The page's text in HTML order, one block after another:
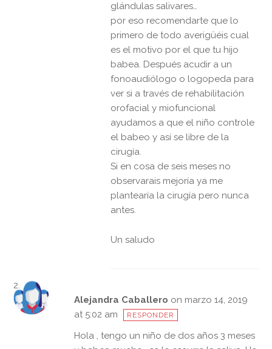
glándulas salivares…
por eso recomendarte que lo
primero de todo averigüéis cual
es el motivo por el que tu hijo
babea. Después acudir a un
fonoaudiólogo o logopeda para
ver si a través de rehabilitación
orofacial y miofuncional
ayudamos a que el niño controle
el babeo y así se libre de la
cirugía.
Si en cosa de seis meses no
observarais mejoría ya me
plantearía la cirugía pero nunca
antes.
Un saludo
Alejandra Caballero on marzo 14, 2019
at 5:02 am
RESPONDER
Hola , tengo un niño de dos años 3 meses